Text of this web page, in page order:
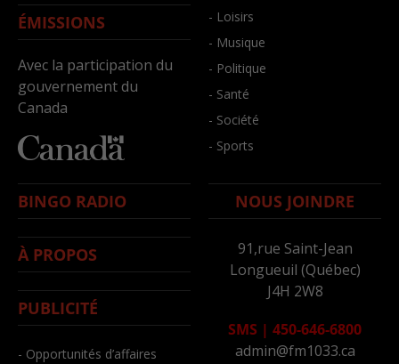
ÉMISSIONS
Avec la participation du
gouvernement du
Canada
- Loisirs
- Musique
- Politique
- Santé
- Société
- Sports
BINGO RADIO
À PROPOS
PUBLICITÉ
- Opportunités d’affaires
NOUS JOINDRE
91,rue Saint-Jean
Longueuil (Québec)
J4H 2W8
SMS | 450-646-6800
admin@fm1033.ca